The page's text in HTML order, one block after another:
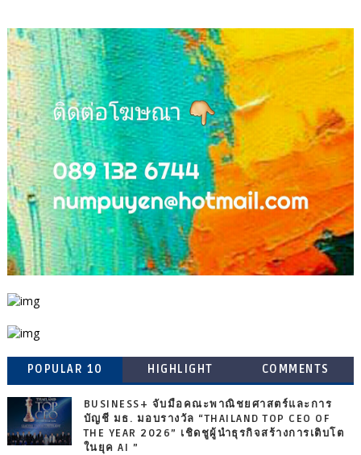
POPULAR 10 HIGHLIGHT COMMENTS
BUSINESS+ จับมือคณะพาณิชยศาสตร์และการ
บัญชี มธ. มอบรางวัล “THAILAND TOP CEO OF
THE YEAR 2026” เชิดชูผู้นำธุรกิจสร้างการเติบโต
ในยุค AI ”